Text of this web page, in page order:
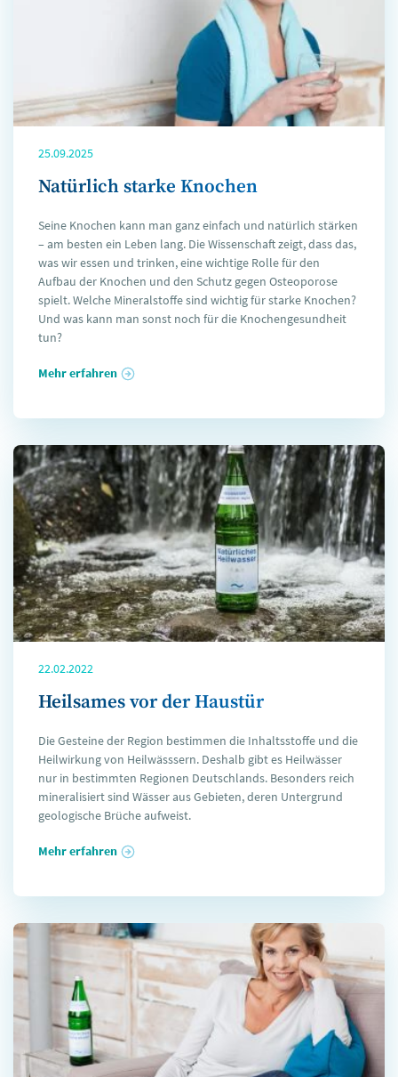
25.09.2025
Natürlich starke Knochen
Seine Knochen kann man ganz einfach und natürlich stärken
– am besten ein Leben lang. Die Wissenschaft zeigt, dass das,
was wir essen und trinken, eine wichtige Rolle für den
Aufbau der Knochen und den Schutz gegen Osteoporose
spielt. Welche Mineralstoffe sind wichtig für starke Knochen?
Und was kann man sonst noch für die Knochengesundheit
tun?
Mehr erfahren
22.02.2022
Heilsames vor der Haustür
Die Gesteine der Region bestimmen die Inhaltsstoffe und die
Heilwirkung von Heilwässsern. Deshalb gibt es Heilwässer
nur in bestimmten Regionen Deutschlands. Besonders reich
mineralisiert sind Wässer aus Gebieten, deren Untergrund
geologische Brüche aufweist.
Mehr erfahren